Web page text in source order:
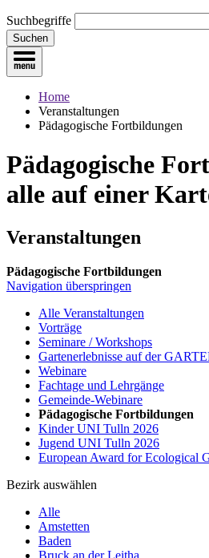
Suchbegriffe
Suchen
Home
Veranstaltungen
Pädagogische Fortbildungen
Pädagogische
alle auf einer
Veranstaltungen
Pädagogische Fortbildungen
Navigation überspringen
Alle Veranstaltungen
Vorträge
Seminare / Workshops
Gartenerlebnisse auf der
Webinare
Fachtage und Lehrgänge
Gemeinde-Webinare
Pädagogische Fortbildungen
Kinder UNI Tulln 2026
Jugend UNI Tulln 2026
European Award for Ecological
Bezirk auswählen
Alle
Amstetten
Baden
Bruck an der Leitha